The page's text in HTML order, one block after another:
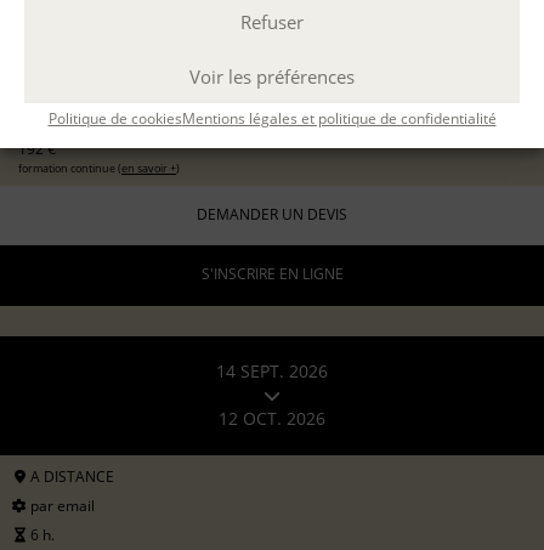
Refuser
Voir les préférences
Politique de cookiesMentions légales et politique de confidentialité
EXPÉRIMENTER L'ATELIER D'ÉCRITURE
pour les particuliers
192 €
formation continue (en savoir +)
DEMANDER UN DEVIS
S'INSCRIRE EN LIGNE
14 SEPT. 2026
12 OCT. 2026
A DISTANCE
par email
6 h.